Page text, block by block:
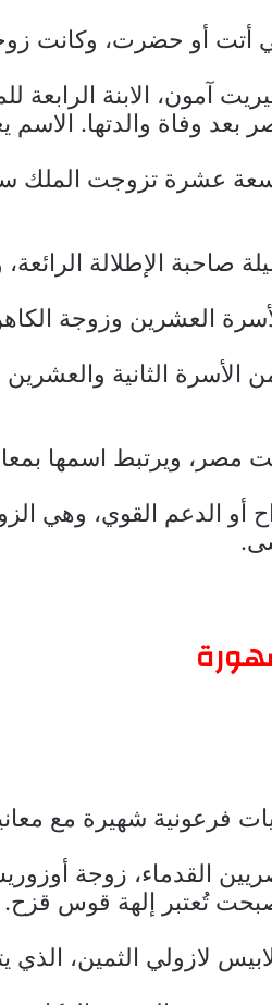
أتت أو حضرت، وكانت
آمون، الابنة الرابعة
وفاة والدتها. الاسم
عشرة تزوجت الملك
صاحبة الإطلالة
العشرين وزوجة
الأسرة الثانية
مصر، ويرتبط اسمها
أو الدعم القوي، وهي
فرعونية شهيرة مع
القدماء، زوجة
تُعتبر إلهة قوس قزح.
لازولي الثمين، الذي